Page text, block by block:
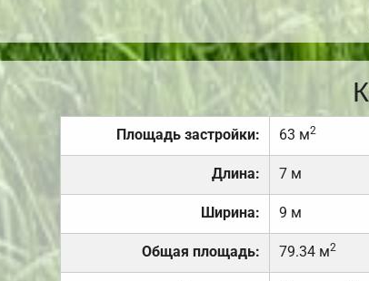
Площадь застройки: 63 м2
Длина: 7 м
Ширина: 9 м
Общая площадь: 79.34 м2